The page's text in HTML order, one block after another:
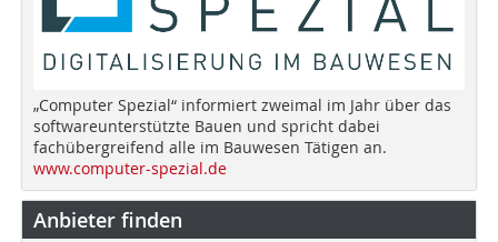
„Computer Spezial“ informiert zweimal im Jahr über das
softwareunterstützte Bauen und spricht dabei
fachübergreifend alle im Bauwesen Tätigen an.
www.computer-spezial.de
Anbieter finden